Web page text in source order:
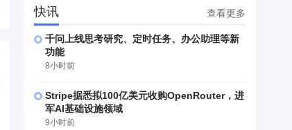
快讯 查看更多
千问上线思考研究、定时任务、办公助理等新
功能
8小时前
Stripe据悉拟100亿美元收购OpenRouter，进
军AI基础设施领域
9小时前